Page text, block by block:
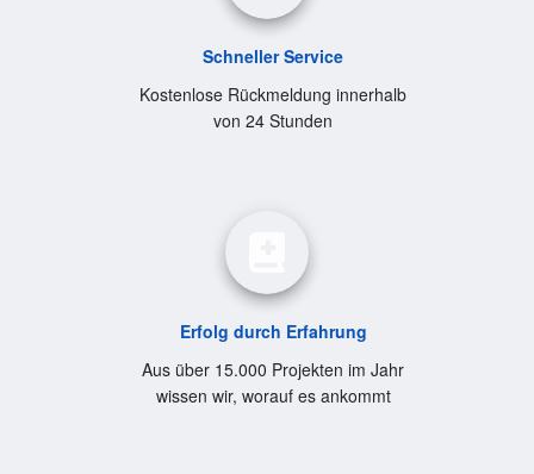
Schneller Service
Kostenlose Rückmeldung innerhalb
von 24 Stunden
Erfolg durch Erfahrung
Aus über 15.000 Projekten im Jahr
wissen wir, worauf es ankommt